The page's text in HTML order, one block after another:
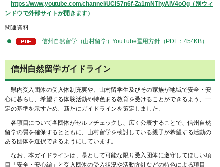
https://www.youtube.com/channel/UCIS7n6f-Za1mNThyAiV4oOg（別ウィ
ンドウで外部サイトが開きます）
関連資料
信州自然留学（山村留学）YouTube運用方針（PDF：454KB）
信州自然留学ガイドライン
県内受入団体の受入体制充実や、山村留学生及びその家族が地域で安全・安
心に暮らし、希望する体験活動や特色ある教育を受けることができるよう、一
定の基準を示すため、新たにガイドラインを策定しました。
各項目について各団体がセルフチェックし、広く公表することで、信州自然
留学の質を確保するとともに、山村留学を検討している親子が希望する活動の
ある団体を選択できるようにしています。
なお、本ガイドラインは、県として可能な限り受入団体に遵守してほしい項
目「安全・安心編」と受入団体の受入状況や活動方針などの特色による項目